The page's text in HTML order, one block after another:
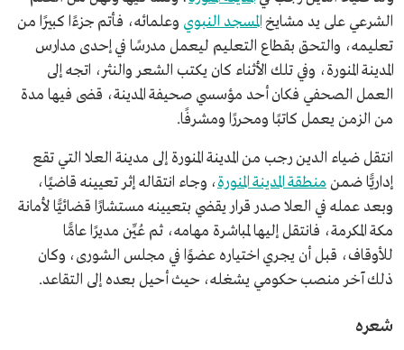
مذكرات قاضٍ.
وقفة ديار ثمود.الشرعي على يد مشايخالمسجد النبوي وعلمائه، فأتم جزءًا كبيرًا من
تعليمه، والتحق بقطاع التعليم ليعمل مدرسًا في إحدى مدارس
المدينة المنورة، وفي تلك الأثناء كان يكتب الشعر والنثر، اتجه إلى
العمل الصحفي فكان أحد مؤسسي صحيفة المدينة، قضى فيها مدة
من الزمن يعمل كاتبًا ومحررًا ومشرفًا.
انتقل ضياء الدين رجب من المدينة المنورة إلى مدينة العلا التي تقع
إداريًّا ضمن منطقة المدينة المنورة، وجاء انتقاله إثر تعيينه قاضيًا،
وبعد عمله في العلا صدر قرار يقضي بتعيينه مستشارًا قضائيًّا لأمانة
مكة المكرمة، فانتقل إليها لمباشرة مهامه، ثم عُيِّن مديرًا عامًّا
للأوقاف، قبل أن يجري اختياره عضوًا في مجلس الشورى، وكان
ذلك آخر منصب حكومي يشغله، حيث أحيل بعده إلى التقاعد.
شعره